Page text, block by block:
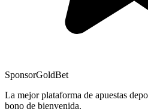
SponsorGoldBet
La mejor plataforma de apuestas
bono de bienvenida.